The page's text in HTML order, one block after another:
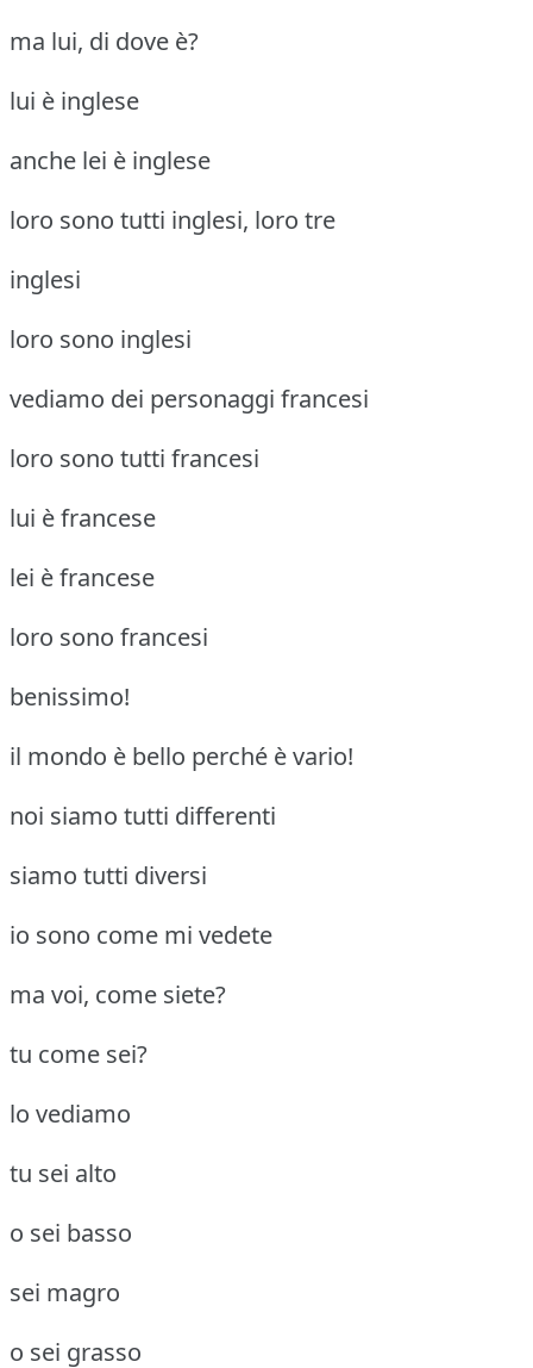
ma lui, di dove è?
lui è inglese
anche lei è inglese
loro sono tutti inglesi, loro tre
inglesi
loro sono inglesi
vediamo dei personaggi francesi
loro sono tutti francesi
lui è francese
lei è francese
loro sono francesi
benissimo!
il mondo è bello perché è vario!
noi siamo tutti differenti
siamo tutti diversi
io sono come mi vedete
ma voi, come siete?
tu come sei?
lo vediamo
tu sei alto
o sei basso
sei magro
o sei grasso